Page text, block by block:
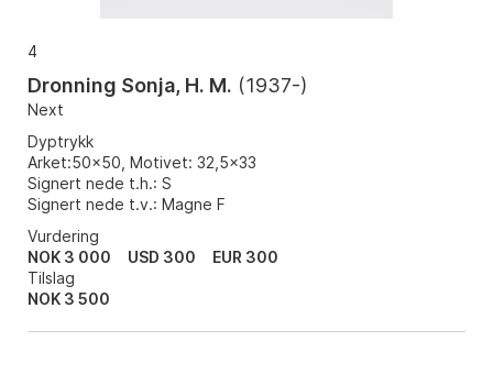
4
Dronning Sonja, H. M. (1937-)
Next
Dyptrykk
Arket:50x50, Motivet: 32,5x33
Signert nede t.h.: S
Signert nede t.v.: Magne F
Vurdering
NOK 3 000
USD 300
EUR 300
Tilslag
NOK 3 500